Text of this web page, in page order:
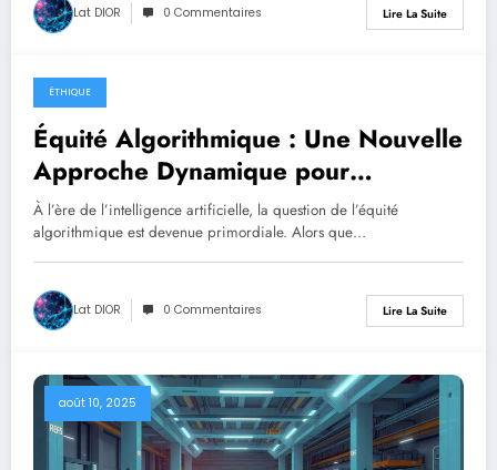
Lat DIOR 0 Commentaires Lire La Suite
août 10, 2025
ÉTHIQUE
Équité Algorithmique : Une Nouvelle
Approche Dynamique pour
l’Intelligence Artificielle
À l’ère de l’intelligence artificielle, la question de l’équité
algorithmique est devenue primordiale. Alors que…
Lat DIOR 0 Commentaires Lire La Suite
août 10, 2025